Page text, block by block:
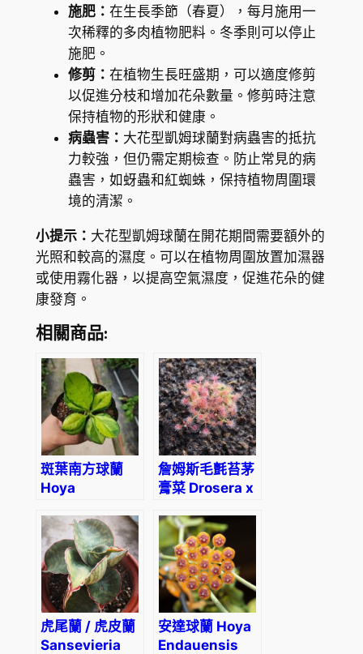
施肥： 在生長季節（春夏），每月施用一
次稀釋的多肉植物肥料。冬季則可以停止
施肥。
修剪： 在植物生長旺盛期，可以適度修剪
以促進分枝和增加花朵數量。修剪時注意
保持植物的形狀和健康。
病蟲害： 大花型凱姆球蘭對病蟲害的抵抗
力較強，但仍需定期檢查。防止常見的病
蟲害，如蚜蟲和紅蜘蛛，保持植物周圍環
境的清潔。
小提示： 大花型凱姆球蘭在開花期間需要額外的
光照和較高的濕度。可以在植物周圍放置加濕器
或使用霧化器，以提高空氣濕度，促進花朵的健
康發育。
相關商品:
斑葉南方球蘭
Hoya
variegata
詹姆斯毛氈苔茅
膏菜 Drosera x
虎尾蘭 / 虎皮蘭
Sansevieria
安達球蘭 Hoya
Endauensis